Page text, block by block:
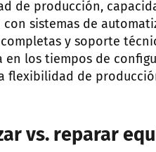
de producción,
sistemas de
y soporte
los tiempos de
flexibilidad de
vs. reparar